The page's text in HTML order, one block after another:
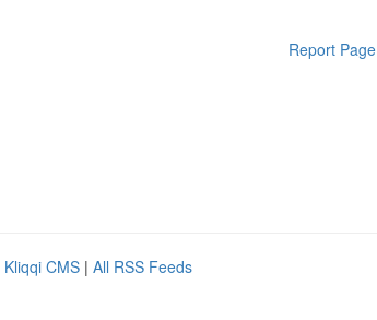
Report Page
Kliqqi CMS | All RSS Feeds